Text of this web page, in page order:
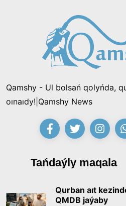
Qamshy - Ul bolsań qolyńda,
oınaıdy!|Qamshy News
Tańdaýly maqala
Qurban aıt
QMDB jaýaby